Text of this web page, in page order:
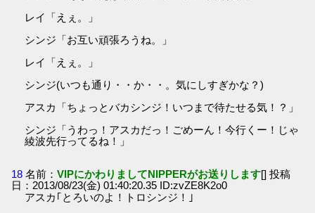
レイ「えぇ。」
シンジ「お互い頑張ろうね。」
レイ「えぇ。」
シンジ(いつも通り・・か・・。気にしすぎかな？)
アスカ「ちょっとバカシンジ！いつまで待たせる気！？」
シンジ「うわっ！アスカだっ！ごめーん！今行くー！じゃ
綾波先行ってるね！」
18 名前：VIPにかわりましてNIPPERがお送りします[] 投稿
日：2013/08/23(金) 01:40:20.35 ID:zvZE8K2o0
アスカ｢とろいのよ！トロシンジ！｣